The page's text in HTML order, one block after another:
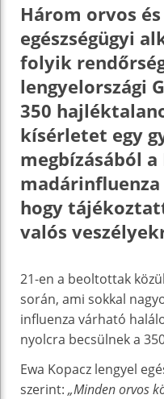
Három orvos
egészségügyi
folyik
lengyelországi
350
kísérletet egy
megbízásából
hogy
valós
21-en a beoltottak
során, ami sokkal
influenza várható
nyolcra becsülnek a
Ewa Kopacz lengyel
szerint: „Minden orvos